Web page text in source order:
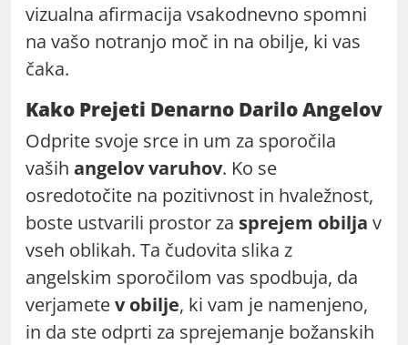
vizualna afirmacija vsakodnevno spomni
na vašo notranjo moč in na obilje, ki vas
čaka.
Kako Prejeti Denarno Darilo Angelov
Odprite svoje srce in um za sporočila
vaših angelov varuhov. Ko se
osredotočite na pozitivnost in hvaležnost,
boste ustvarili prostor za sprejem obilja v
vseh oblikah. Ta čudovita slika z
angelskim sporočilom vas spodbuja, da
verjametev obilje, ki vam je namenjeno,
in da ste odprti za sprejemanje božanskih